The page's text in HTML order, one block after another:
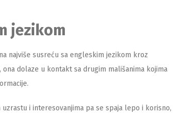
jezikom
najviše susreću sa engleskim jezikom kroz
dolaze u kontakt sa drugim mališanima kojima
uzrastu i interesovanjima pa se spaja lepo i korisno,